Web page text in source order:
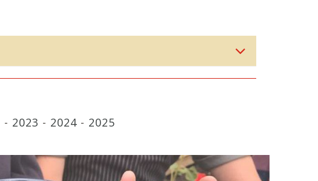
- 2023 - 2024 - 2025